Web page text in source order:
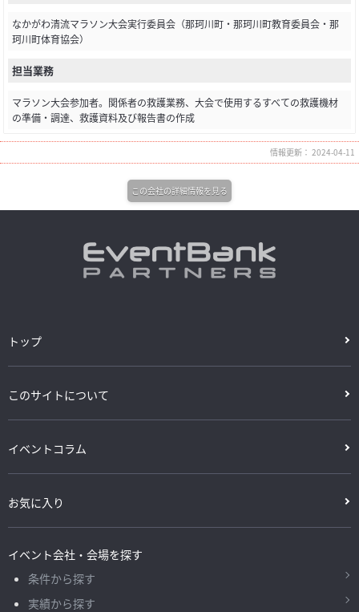
なかがわ清流マラソン大会実行委員会（那珂川町・那珂川町教育委員会・那
珂川町体育協会）
担当業務
マラソン大会参加者。関係者の救護業務、大会で使用するすべての救護機材
の準備・調達、救護資料及び報告書の作成
情報更新： 2024-04-11
この会社の詳細情報を見る
トップ
このサイトについて
イベントコラム
お気に入り
イベント会社・会場を探す
条件から探す
実績から探す